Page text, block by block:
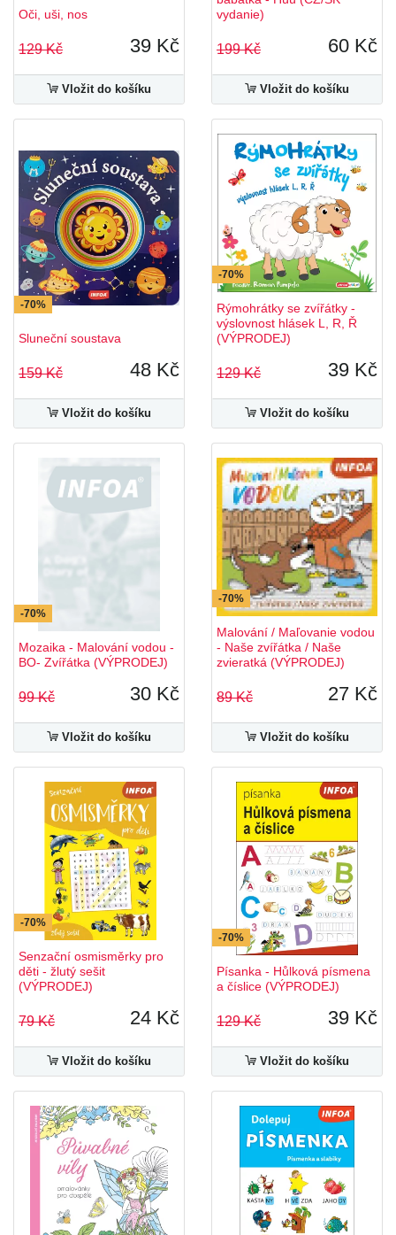
Oči, uši, nos
129 Kč 39 Kč
Vložit do košíku
vydanie)
199 Kč 60 Kč
Vložit do košíku
-70%
Sluneční soustava
159 Kč 48 Kč
Vložit do košíku
-70%
Rýmohrátky se zvířátky -
výslovnost hlásek L, R, Ř
(VÝPRODEJ)
129 Kč 39 Kč
Vložit do košíku
-70%
Mozaika - Malování vodou -
BO- Zvířátka (VÝPRODEJ)
99 Kč 30 Kč
Vložit do košíku
-70%
Malování / Maľovanie vodou
- Naše zvířátka / Naše
zvieratká (VÝPRODEJ)
89 Kč 27 Kč
Vložit do košíku
-70%
Senzační osmisměrky pro
děti - žlutý sešit
(VÝPRODEJ)
79 Kč 24 Kč
Vložit do košíku
-70%
Písanka - Hůlková písmena
a číslice (VÝPRODEJ)
129 Kč 39 Kč
Vložit do košíku